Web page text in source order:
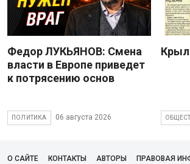
Федор ЛУКЬЯНОВ: Смена
власти в Европе приведет
к потрясению основ
ПОЛИТИКА 06 августа 2026
О САЙТЕ КОНТАКТЫ АВТОРЫ ПРАВОВАЯ